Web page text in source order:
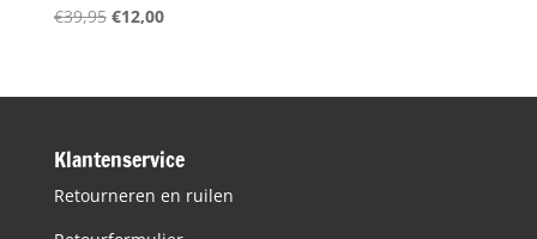
€39,95 Oorspronkelijke
€39,95.
€12,00Huidige
€12,00.
Klantenservice
Retourneren en ruilen